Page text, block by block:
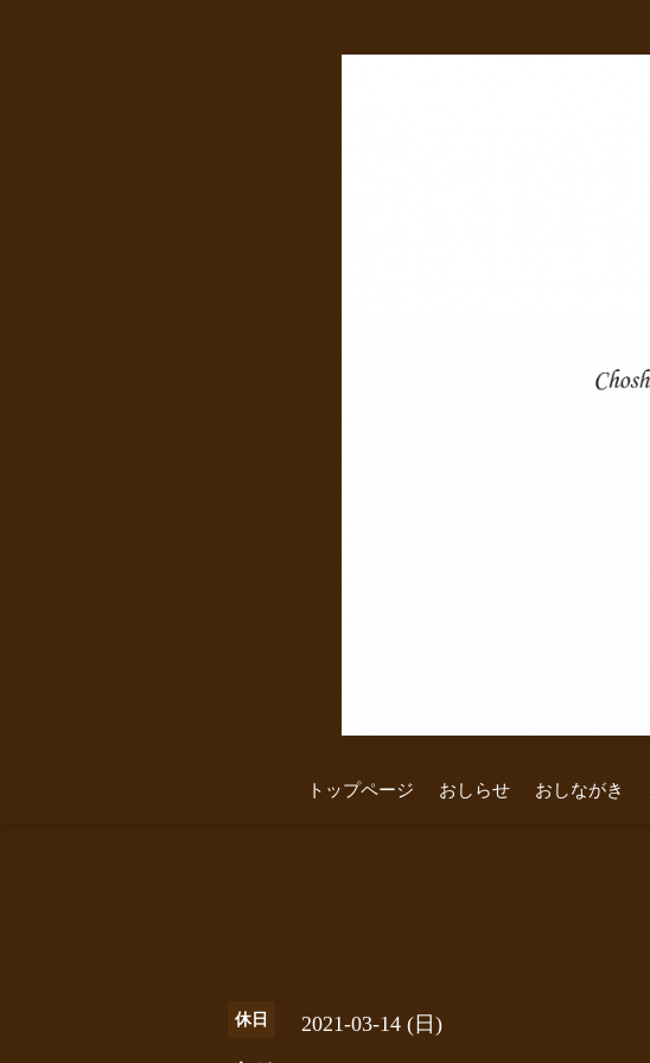
トップページ おしらせ おしながき
休日 2021-03-14 (日)